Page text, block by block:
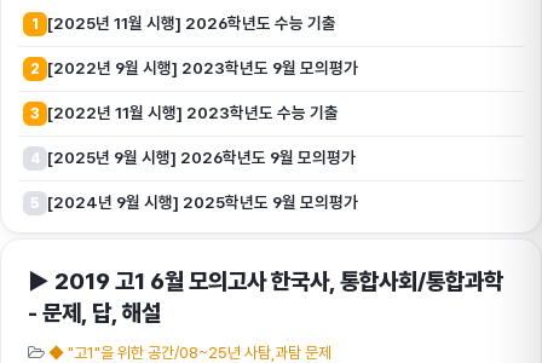
1 [2025년 11월 시행] 2026학년도 수능 기출
2 [2022년 9월 시행] 2023학년도 9월 모의평가
3 [2022년 11월 시행] 2023학년도 수능 기출
4 [2025년 9월 시행] 2026학년도 9월 모의평가
5 [2024년 9월 시행] 2025학년도 9월 모의평가
▶ 2019 고1 6월 모의고사 한국사, 통합사회/통합과학
- 문제, 답, 해설
◆ "고1"을 위한 공간/08~25년 사탐,과탐 문제